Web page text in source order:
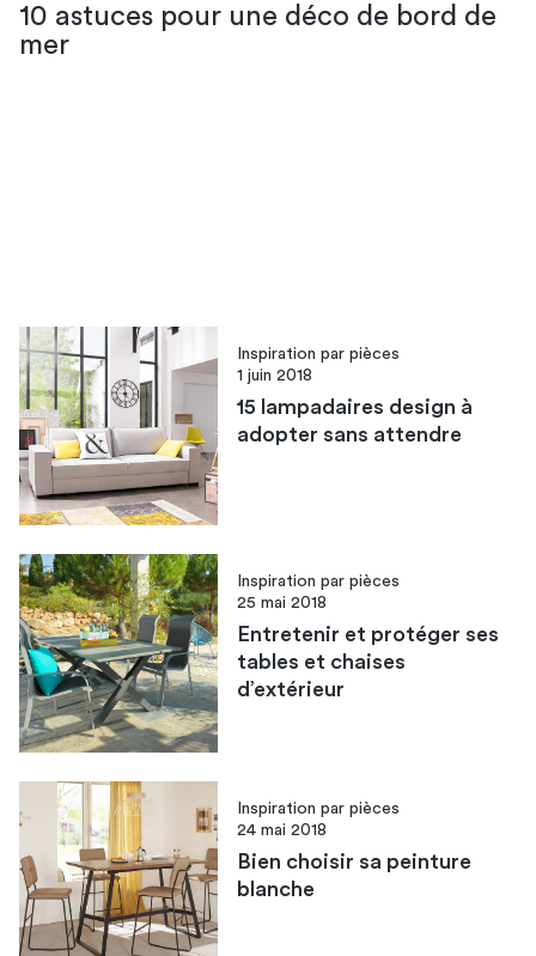
10 astuces pour une déco de bord de
mer
Inspiration par pièces
1 juin 2018
15 lampadaires design à
adopter sans attendre
Inspiration par pièces
25 mai 2018
Entretenir et protéger ses
tables et chaises
d’extérieur
Inspiration par pièces
24 mai 2018
Bien choisir sa peinture
blanche